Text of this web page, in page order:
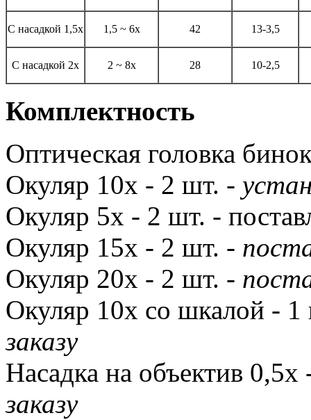
С насадкой 1,5х 1,5 ~ 6х 42 13-3,5
С насадкой 2х 2 ~ 8х 28 10-2,5
Комплектность
Оптическая головка
Окуляр 10х - 2 шт. -
Окуляр 5х - 2 шт. -
Окуляр 15х - 2 шт. -
Окуляр 20х - 2 шт. -
Окуляр 10х со шкалой -
заказу
Насадка на объектив
заказу